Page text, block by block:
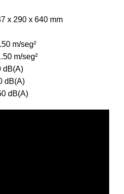
x 290 x 640 mm
m/seg²
m/seg²
dB(A)
dB(A)
dB(A)